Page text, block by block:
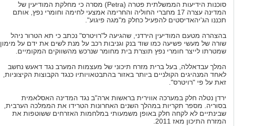
סוכנות הידיעות הממשלתית פטרה (Petra) מסרה כי מחלקת המודיעין של
המדינה עצרה 17 מחברי החוליה והחרימה אמצעי לחימה וחומרי נפץ, אותם
תכננו הג'יהאדיסטים להפעיל כחלק מ"מגה פיגוע".
בהצהרה מטעם המודיעין הירדני, שהגיעה ל"רויטרס" נכתב כי תא הטרור ניהל
שורה של מעשי פשיעה כמו שוד בנק וגניבות רכב על מנת לשים את ידם על מימון
שמטרתו לייצר חומרי נפץ תוצרת בית מחומר שנרכש מהשווקים המקומיים.
המלך עבדאללה, בעל ברית מזרח תיכוני של מעצמות המערב נגד דאעש נחשב
לאחד המנהיגים הקולניים ביותר באזור בהתבטאויותיו כנגד הקבוצות הקיצוניות,
זאת על פי "רויטרס".
ירדן נטלה חלק במערכה אווירית בראשות ארה"ב נגד המדינה האסלאמית
בסוריה. מספר תקריות במהלך השנים האחרונות הטרידו את הממלכה הערבית,
שבינתיים לא לקחה חלק באופן משמעותי במלחמות האזרחים ששוטפות את
המזרח התיכון מאז 2011.